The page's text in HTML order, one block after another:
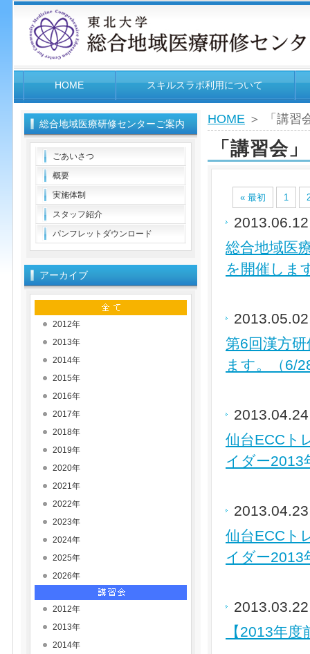
HOME スキルスラボ利用について
HOME ＞ 「講習
「講習会」
« 最初 1
総合地域医
を開催しま
第6回漢方
ます。（6/
仙台ECCト
イダー2013
仙台ECCト
イダー2013
【2013年
総合地域医療研修センターご案内
ごあいさつ
概要
実施体制
スタッフ紹介
パンフレットダウンロード
アーカイブ
2012年
2013年
2014年
2015年
2016年
2017年
2018年
2019年
2020年
2021年
2022年
2023年
2024年
2025年
2026年
2012年
2013年
2014年